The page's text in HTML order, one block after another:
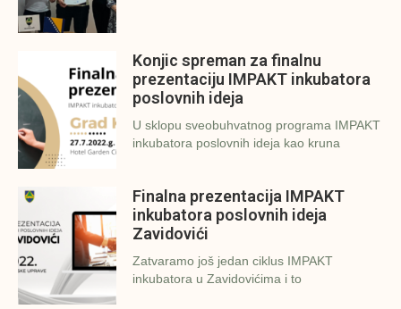
Konjic spreman za finalnu
prezentaciju IMPAKT inkubatora
poslovnih ideja
U sklopu sveobuhvatnog programa IMPAKT
inkubatora poslovnih ideja kao kruna
Finalna prezentacija IMPAKT
inkubatora poslovnih ideja
Zavidovići
Zatvaramo još jedan ciklus IMPAKT
inkubatora u Zavidovićima i to